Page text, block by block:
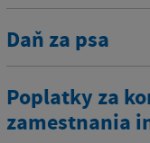
Daň za psa
Poplatky za
zamestnania